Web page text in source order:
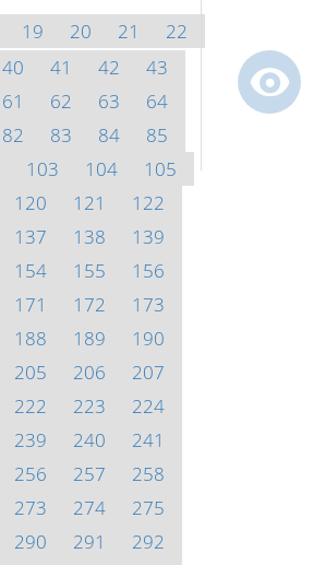
19 20 21
22
40 41 42
43
61 62 63
64
82 83 84
85
103 104
105
120 121
122
137 138
139
154 155
156
171 172
173
188 189
190
205 206
207
222 223
224
239 240
241
256 257
258
273 274
275
290 291
292